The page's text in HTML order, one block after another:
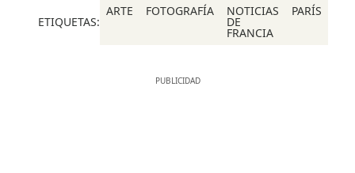
ETIQUETAS:
ARTE FOTOGRAFÍA NOTICIAS
DE
FRANCIA
PARÍS